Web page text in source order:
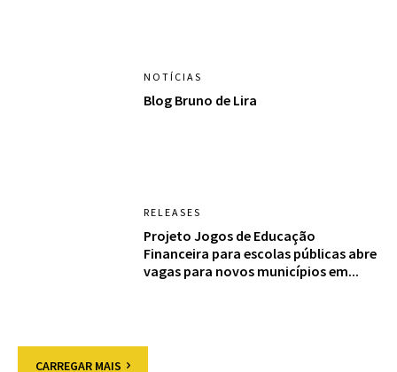
NOTÍCIAS
Blog Bruno de Lira
RELEASES
Projeto Jogos de Educação
Financeira para escolas públicas abre
vagas para novos municípios em...
CARREGAR MAIS